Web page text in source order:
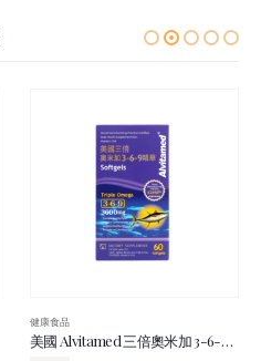
健康食品
鑼鈣全 100’s